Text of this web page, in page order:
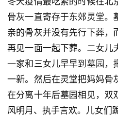
骨灰一直寄存于东郊灵堂。
亲的骨灰并没有先行下葬，
再见一面一起下葬。二女儿
一家和三女儿早早到墓园，
一新。然后在灵堂把妈妈骨
在分离十年后墓园相见，双
风明月、执手言欢。儿女们